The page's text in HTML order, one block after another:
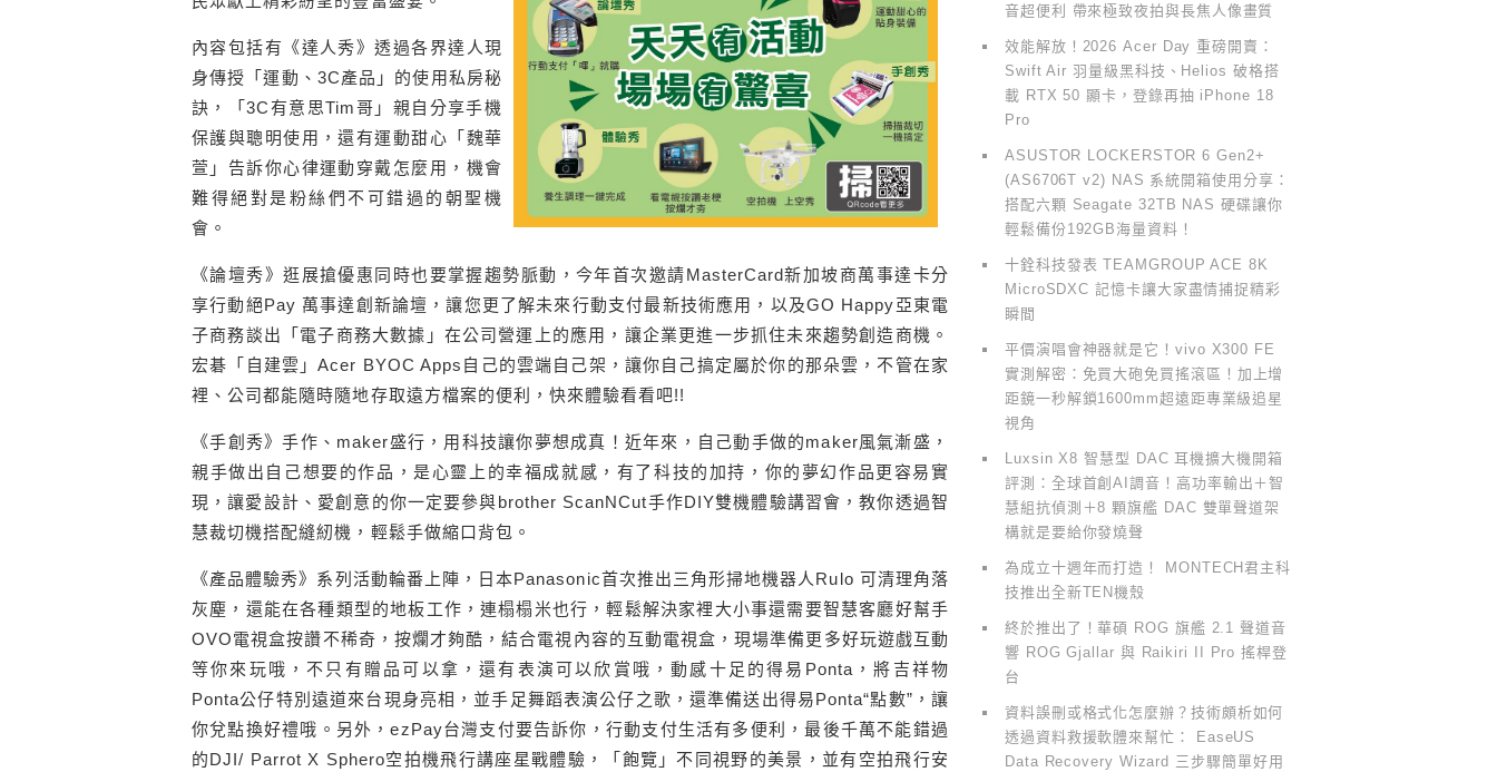
內容包括有《達人秀》透過各界達人現
身傳授「運動、3C產品」的使用私房秘
訣，「3C有意思Tim哥」親自分享手機
保護與聰明使用，還有運動甜心「魏華
萱」告訴你心律運動穿戴怎麼用，機會
難得絕對是粉絲們不可錯過的朝聖機
會。
《論壇秀》逛展搶優惠同時也要掌握趨勢脈動，今年首次邀請MasterCard新加坡商萬事達卡分
享行動絕Pay 萬事達創新論壇，讓您更了解未來行動支付最新技術應用，以及GO Happy亞東電
子商務談出「電子商務大數據」在公司營運上的應用，讓企業更進一步抓住未來趨勢創造商機。
宏碁「自建雲」Acer BYOC Apps自己的雲端自己架，讓你自己搞定屬於你的那朵雲，不管在家
裡、公司都能隨時隨地存取遠方檔案的便利，快來體驗看看吧!!
《手創秀》手作、maker盛行，用科技讓你夢想成真！近年來，自己動手做的maker風氣漸盛，
親手做出自己想要的作品，是心靈上的幸福成就感，有了科技的加持，你的夢幻作品更容易實
現，讓愛設計、愛創意的你一定要參與brother ScanNCut手作DIY雙機體驗講習會，教你透過智
慧裁切機搭配縫紉機，輕鬆手做縮口背包。
《產品體驗秀》系列活動輪番上陣，日本Panasonic首次推出三角形掃地機器人Rulo 可清理角落
灰塵，還能在各種類型的地板工作，連榻榻米也行，輕鬆解決家裡大小事還需要智慧客廳好幫手
OVO電視盒按讚不稀奇，按爛才夠酷，結合電視內容的互動電視盒，現場準備更多好玩遊戲互動
等你來玩哦，不只有贈品可以拿，還有表演可以欣賞哦，動感十足的得易Ponta，將吉祥物
Ponta公仔特別遠道來台現身亮相，並手足舞蹈表演公仔之歌，還準備送出得易Ponta“點數”，讓
你兌點換好禮哦。另外，ezPay台灣支付要告訴你，行動支付生活有多便利，最後千萬不能錯過
的DJI/ Parrot X Sphero空拍機飛行講座星戰體驗，「飽覽」不同視野的美景，並有空拍飛行安
音超便利 帶來極致夜拍與長焦人像畫質
效能解放！2026 Acer Day 重磅開賣：
Swift Air 羽量級黑科技、Helios 破格搭
載 RTX 50 顯卡，登錄再抽 iPhone 18
Pro
ASUSTOR LOCKERSTOR 6 Gen2+
(AS6706T v2) NAS 系統開箱使用分享：
搭配六顆 Seagate 32TB NAS 硬碟讓你
輕鬆備份192GB海量資料！
十銓科技發表 TEAMGROUP ACE 8K
MicroSDXC 記憶卡讓大家盡情捕捉精彩
瞬間
平價演唱會神器就是它！vivo X300 FE
實測解密：免買大砲免買搖滾區！加上增
距鏡一秒解鎖1600mm超遠距專業級追星
視角
Luxsin X8 智慧型 DAC 耳機擴大機開箱
評測：全球首創AI調音！高功率輸出＋智
慧組抗偵測＋8 顆旗艦 DAC 雙單聲道架
構就是要給你發燒聲
為成立十週年而打造！ MONTECH君主科
技推出全新TEN機殼
終於推出了！華碩 ROG 旗艦 2.1 聲道音
響 ROG Gjallar 與 Raikiri II Pro 搖桿登
台
資料誤刪或格式化怎麼辦？技術頗析如何
透過資料救援軟體來幫忙： EaseUS
Data Recovery Wizard 三步驟簡單好用